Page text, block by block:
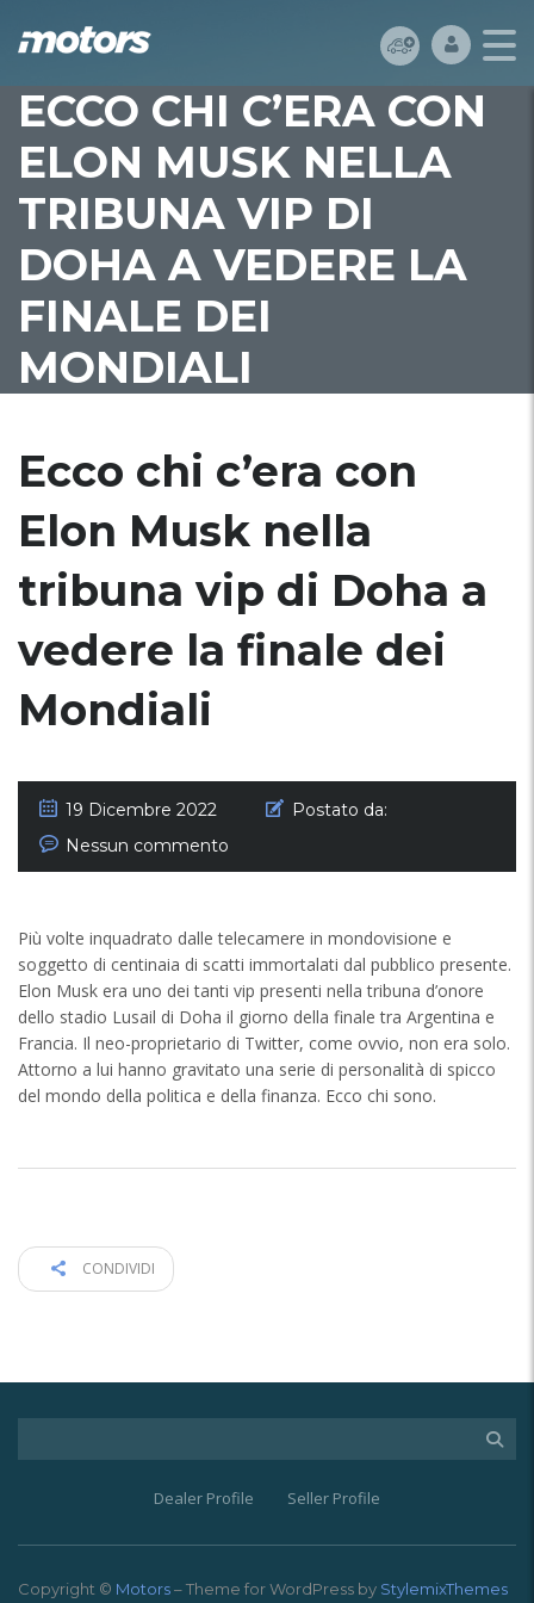
ECCO CHI C’ERA CON
ELON MUSK NELLA
TRIBUNA VIP DI
DOHA A VEDERE LA
FINALE DEI
MONDIALI
Ecco chi c’era con
Elon Musk nella
tribuna vip di Doha a
vedere la finale dei
Mondiali
19 Dicembre 2022
Postato da:
Nessun commento
Più volte inquadrato dalle telecamere in mondovisione e
soggetto di centinaia di scatti immortalati dal pubblico presente.
Elon Musk era uno dei tanti vip presenti nella tribuna d’onore
dello stadio Lusail di Doha il giorno della finale tra Argentina e
Francia. Il neo-proprietario di Twitter, come ovvio, non era solo.
Attorno a lui hanno gravitato una serie di personalità di spicco
del mondo della politica e della finanza. Ecco chi sono.
CONDIVIDI
Dealer Profile Seller Profile
Copyright © Motors– Theme for WordPress by StylemixThemes